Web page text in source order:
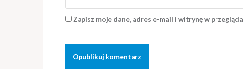
Zapisz moje dane, adres e-mail i witrynę w